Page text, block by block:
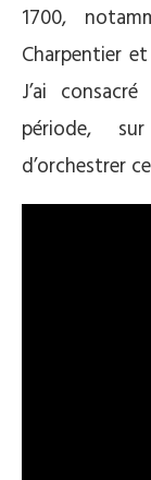
1700,
Charpentier
J’ai
période,
d’orchestrer